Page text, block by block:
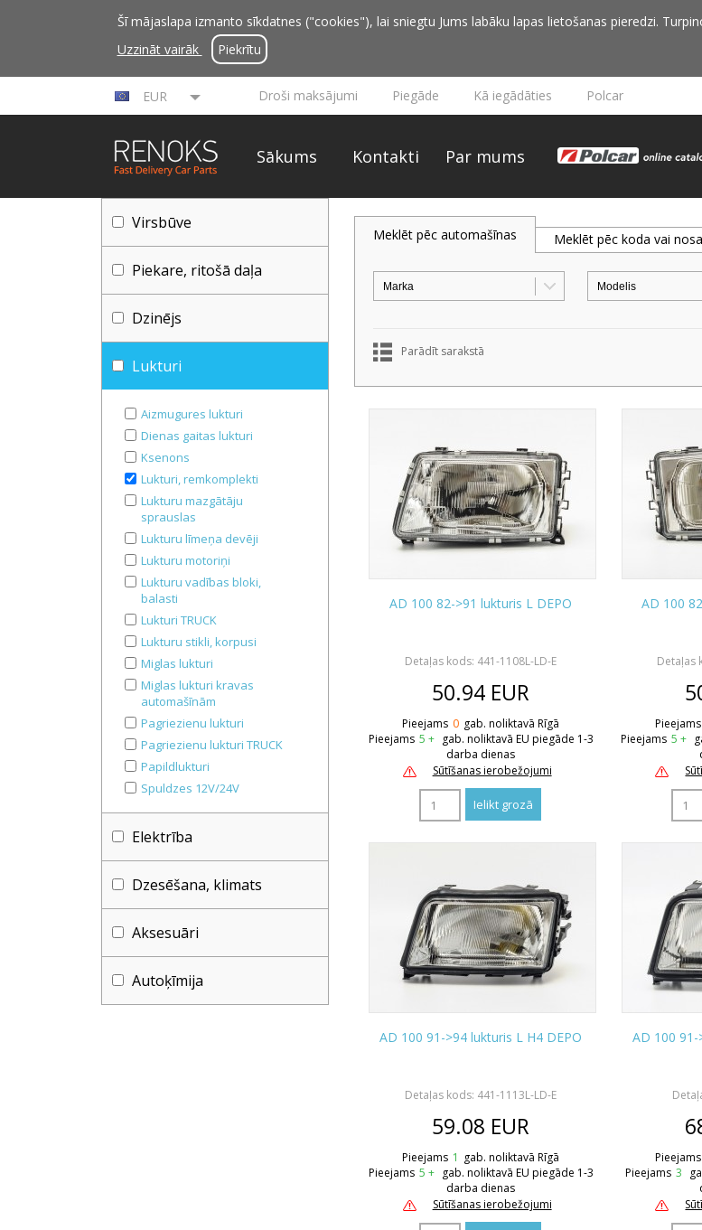
Šī mājaslapa izmanto sīkdatnes ("cookies"), lai sniegtu Jums labāku lapas lietošanas pieredzi.
Uzzināt vairāk
Piekrītu
EUR Droši maksājumi Piegāde Kā iegādāties Polcar
Sākums Kontakti Par mums
Virsbūve
Piekare, ritošā daļa
Dzinējs
Lukturi
Aizmugures lukturi
Dienas gaitas lukturi
Ksenons
Lukturi, remkomplekti
Lukturu mazgātāju
sprauslas
Lukturu līmeņa devēji
Lukturu motoriņi
Lukturu vadības bloki,
balasti
Lukturi TRUCK
Lukturu stikli, korpusi
Miglas lukturi
Miglas lukturi kravas
automašīnām
Pagriezienu lukturi
Pagriezienu lukturi TRUCK
Papildlukturi
Spuldzes 12V/24V
Elektrība
Dzesēšana, klimats
Aksesuāri
Autoķīmija
Meklēt pēc automašīnas Meklēt pēc koda vai
Parādīt sarakstā
AD 100 82->91 lukturis L DEPO
Detaļas kods: 441-1108L-LD-E
50.94 EUR
Pieejams 0 gab. noliktavā Rīgā
Pieejams 5 + gab. noliktavā EU piegāde 1-3
darba dienas
Sūtīšanas ierobežojumi
AD 100
Detaļas
Pieejams
Pieejams 5 +
AD 100 91->94 lukturis L H4 DEPO
Detaļas kods: 441-1113L-LD-E
59.08 EUR
Pieejams 1 gab. noliktavā Rīgā
Pieejams 5 + gab. noliktavā EU piegāde 1-3
darba dienas
Sūtīšanas ierobežojumi
AD 100 91-
Pieejams
Pieejams 3